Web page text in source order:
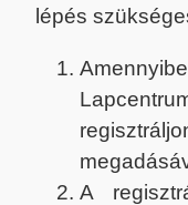
lépés
A